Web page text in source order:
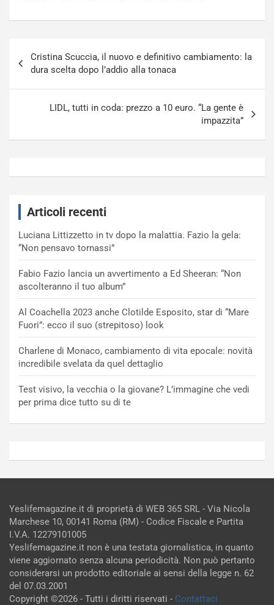
articoli
Cristina Scuccia, il nuovo e definitivo cambiamento: la
dura scelta dopo l’addio alla tonaca
LIDL, tutti in coda: prezzo a 10 euro. “La gente è
impazzita”
Articoli recenti
Luciana Littizzetto in tv dopo la malattia. Fazio la gela:
“Non pensavo tornassi”
Fabio Fazio lancia un avvertimento a Ed Sheeran: “Non
ascolteranno il tuo album”
Al Coachella 2023 anche Clotilde Esposito, star di “Mare
Fuori”: ecco il suo (strepitoso) look
Charlene di Monaco, cambiamento di vita epocale: novità
incredibile svelata da quel dettaglio
Test visivo, la vecchia o la giovane? L’immagine che vedi
per prima dice tutto su di te
Yeslifemagazine.it di proprietà di WEB 365 SRL - Via Nicola
Marchese 10, 00141 Roma (RM) - Codice Fiscale e Partita
I.V.A. 12279101005
Yeslifemagazine.it non è una testata giornalistica, in quanto
viene aggiornato senza alcuna periodicità. Non può pertanto
considerarsi un prodotto editoriale ai sensi della legge n. 62
del 07.03.2001
Copyright ©2026 - Tutti i diritti riservati - Contattaci